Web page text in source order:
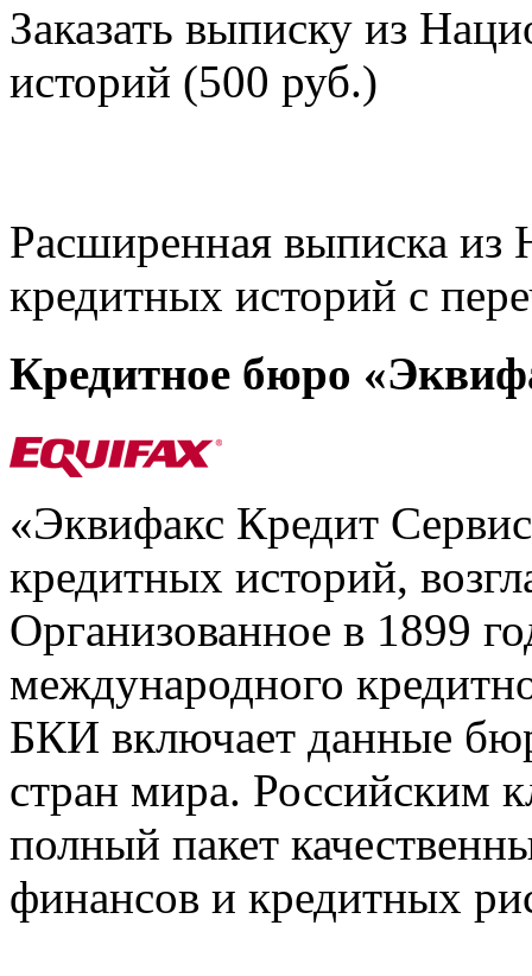
Заказать выписку из
историй (500 руб.)
Расширенная выписка из
кредитных историй с
Кредитное бюро
«Эквифакс Кредит
кредитных историй,
Организованное в 1899
международного
БКИ включает данные
стран мира. Российским
полный пакет
финансов и кредитных